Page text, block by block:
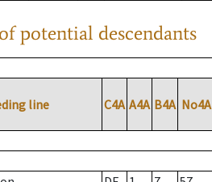
potential descendants
line C4A A4A B4A No4A